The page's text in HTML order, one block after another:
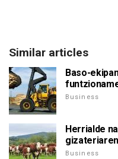
Similar articles
Baso-
Business
Herrialde
Business